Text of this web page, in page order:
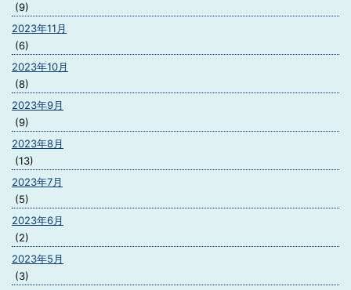
(9)
2023年11月
(6)
2023年10月
(8)
2023年9月
(9)
2023年8月
(13)
2023年7月
(5)
2023年6月
(2)
2023年5月
(3)